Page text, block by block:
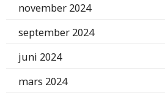
november 2024
september 2024
juni 2024
mars 2024